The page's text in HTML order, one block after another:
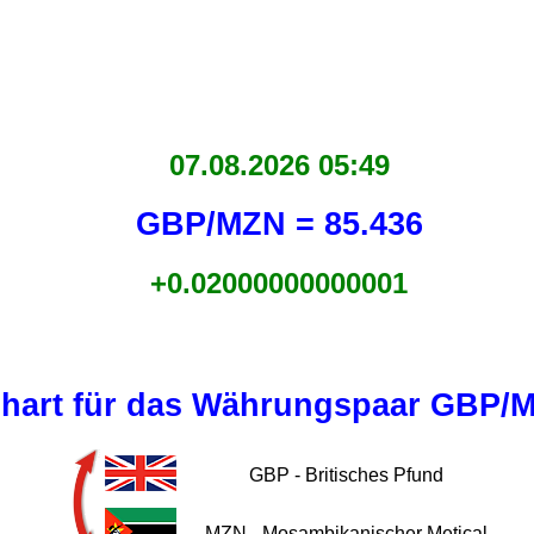
07.08.2026 05:49
GBP/MZN = 85.436
+0.02000000000001
für das Währungspaar GBP/
GBP - Britisches Pfund